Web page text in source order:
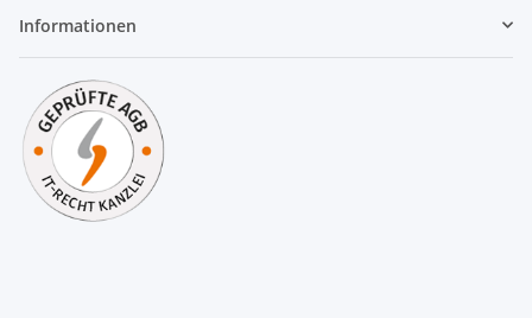
Informationen